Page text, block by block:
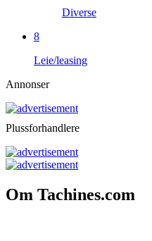
Diverse
8
Leie/leasing
Annonser
Plussforhandlere
Om Tachines.com